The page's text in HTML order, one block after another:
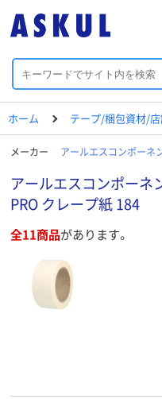
ホーム テープ/梱包資材/
メーカー アールエスコンポーネ
アールエスコンポーネ
PRO クレープ紙 184
全11商品があります。